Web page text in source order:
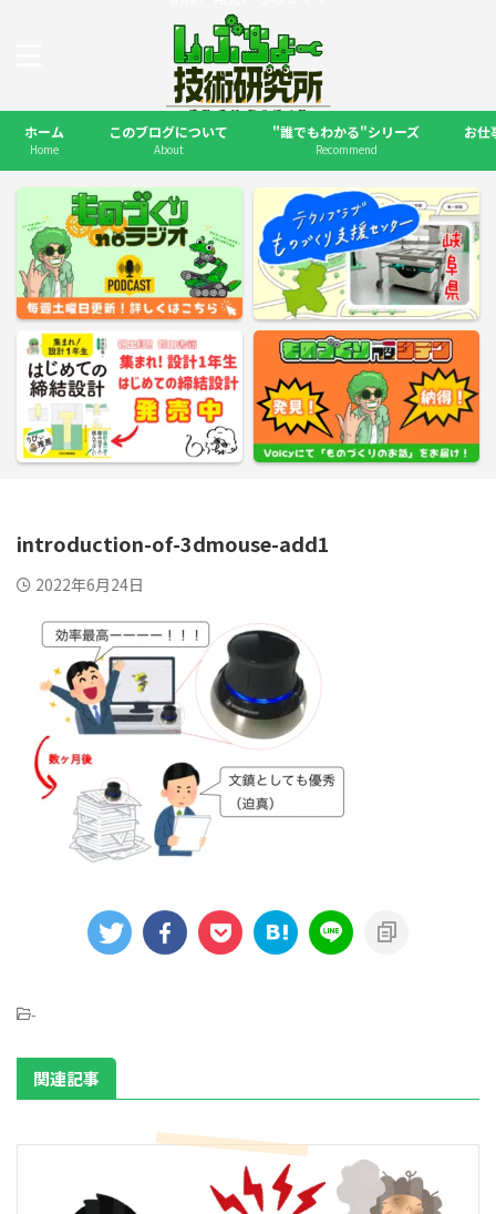
ホーム
Home
このブログについて
About
"誰でもわかる"シリーズ
Recommend
お仕
introduction-of-3dmouse-add1
2022年6月24日
-
関連記事